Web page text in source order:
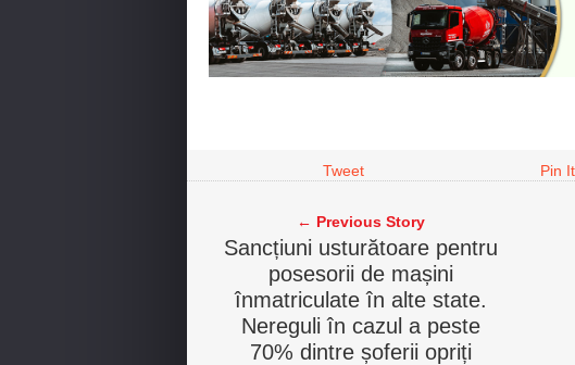
Tweet Pin It
← Previous Story
Sancțiuni usturătoare pentru
posesorii de mașini
înmatriculate în alte state.
Nereguli în cazul a peste
70% dintre șoferii opriți